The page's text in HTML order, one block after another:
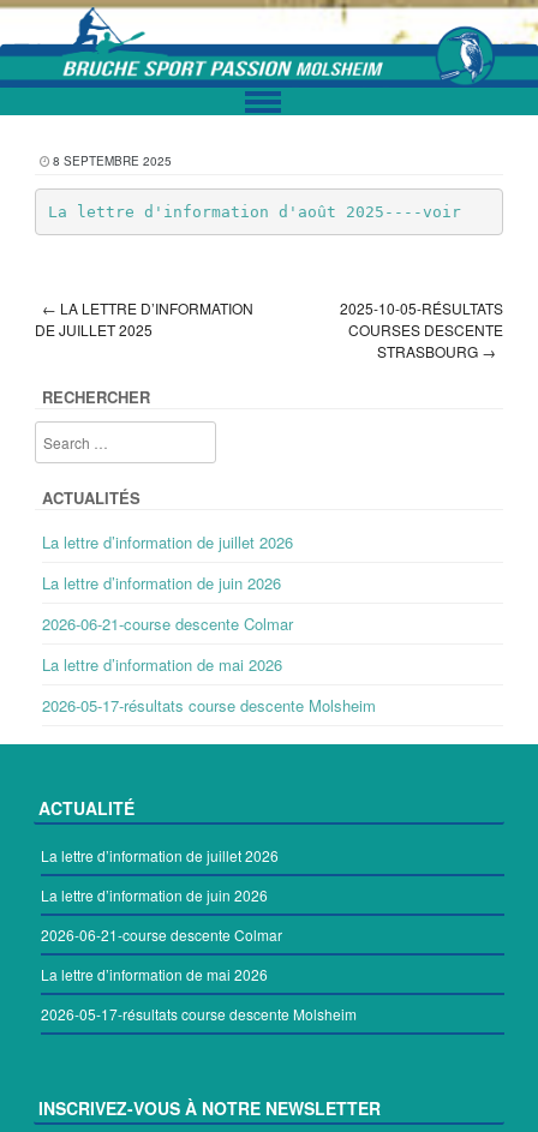
8 SEPTEMBRE 2025
La lettre d'information d'août 2025----voir
Post navigation
← LA LETTRE D’INFORMATION
DE JUILLET 2025
2025-10-05-RÉSULTATS
COURSES DESCENTE
STRASBOURG →
RECHERCHER
ACTUALITÉS
La lettre d’information de juillet 2026
La lettre d’information de juin 2026
2026-06-21-course descente Colmar
La lettre d’information de mai 2026
2026-05-17-résultats course descente Molsheim
ACTUALITÉ
La lettre d’information de juillet 2026
La lettre d’information de juin 2026
2026-06-21-course descente Colmar
La lettre d’information de mai 2026
2026-05-17-résultats course descente Molsheim
INSCRIVEZ-VOUS À NOTRE NEWSLETTER